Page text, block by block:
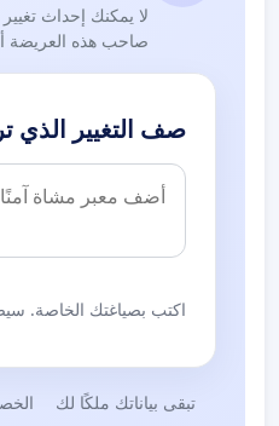
لا يمكنك إحداث
صاحب هذه العريضة
صف التغيير الذي
اكتب بصياغتك الخاصة.
تبقى بياناتك ملكًا لك